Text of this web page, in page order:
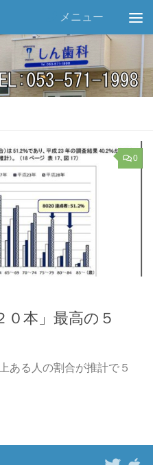
メニュー
0
０本」最高の５
ある人の割合が推計で５